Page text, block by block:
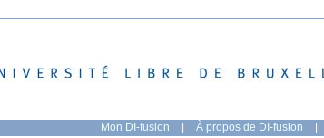
Mon DI-fusion | À propos de DI-fusion |